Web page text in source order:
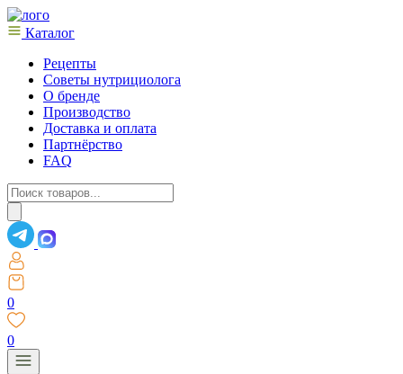
Каталог
Рецепты
Советы нутрициолога
О бренде
Производство
Доставка и оплата
Партнёрство
FAQ
Поиск
товаров
0
0